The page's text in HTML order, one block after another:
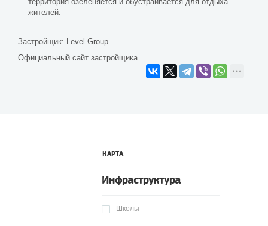
жителей.
Застройщик: Level Group
Официальный сайт застройщика
КАРТА
Инфраструктура
Школы